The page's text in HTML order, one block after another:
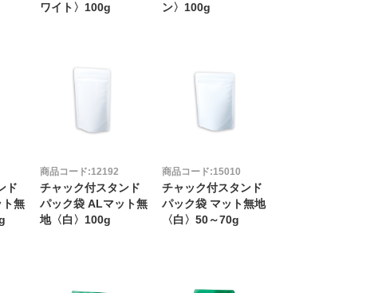
ワイト〉100g
ン〉100g
ド
無
商品コード:12192
チャック付スタンド
パック袋 ALマット無
地〈白〉100g
商品コード:15010
チャック付スタンド
パック袋 マット無地
〈白〉50～70g